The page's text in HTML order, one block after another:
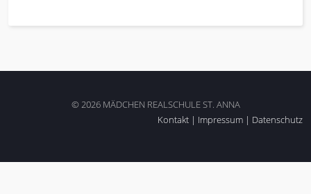
© 2026 MÄDCHEN REALSCHULE ST. ANNA
Kontakt | Impressum | Datenschutz